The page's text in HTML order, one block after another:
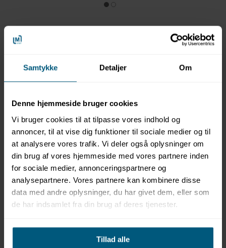
Samtykke Detaljer Om
Denne hjemmeside bruger cookies
Vi bruger cookies til at tilpasse vores indhold og
annoncer, til at vise dig funktioner til sociale medier og til
at analysere vores trafik. Vi deler også oplysninger om
din brug af vores hjemmeside med vores partnere inden
for sociale medier, annonceringspartnere og
analysepartnere. Vores partnere kan kombinere disse
data med andre oplysninger, du har givet dem, eller som
de har indsamlet fra din brug af deres tjenester.
Tillad alle
Information
Produktinformation
Mærke: Aqua Drolics
Varenummer: 1120 9927
Tema: Jungle
Vippespand t/spraypark
Egnet til aldersgruppe: Fra 5 år
Længde: 620 mm
Bredde: 2.010 mm
Vandforbindelse: Ø32 mm (PVC DN 25)